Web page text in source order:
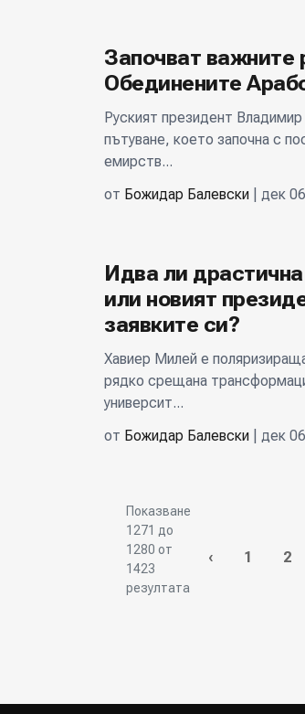
Започват важните
Обединените
Руският президент
пътуване, което започна с
емирств...
от Божидар Балевски | дек
Идва ли
или новият
заявките си?
Хавиер Милей е
рядко срещана
университ...
от Божидар Балевски | дек
Показване
1271 до
1280 от
1423
резултата
‹ 1 2